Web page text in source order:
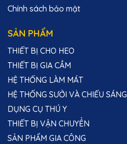
Chính sách bảo mật
SẢN PHẨM
THIẾT BỊ CHO HEO
THIẾT BỊ GIA CẦM
HỆ THỐNG LÀM MÁT
HỆ THỐNG SƯỞI VÀ CHIẾU SÁNG
DỤNG CỤ THÚ Y
THIẾT BỊ VẬN CHUYỂN
SẢN PHẨM GIA CÔNG